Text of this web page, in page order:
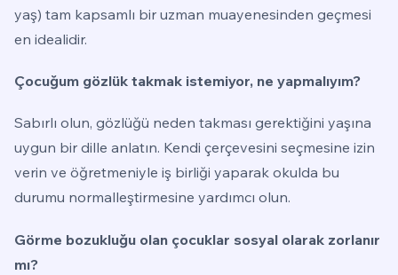
yaş) tam kapsamlı bir uzman muayenesinden geçmesi
en idealidir.
Çocuğum gözlük takmak istemiyor, ne yapmalıyım?
Sabırlı olun, gözlüğü neden takması gerektiğini yaşına
uygun bir dille anlatın. Kendi çerçevesini seçmesine izin
verin ve öğretmeniyle iş birliği yaparak okulda bu
durumu normalleştirmesine yardımcı olun.
Görme bozukluğu olan çocuklar sosyal olarak zorlanır
mı?